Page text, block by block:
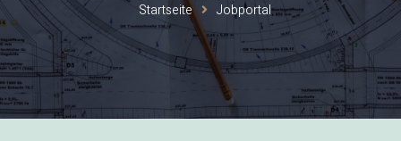
Startseite Jobportal